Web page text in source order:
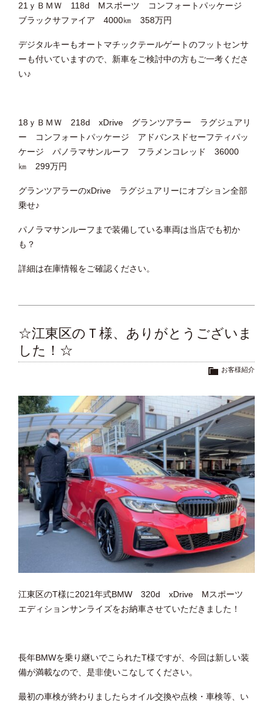
21ｙＢＭＷ 118d Mスポーツ コンフォートパッケージ
ブラックサファイア 4000㎞ 358万円
デジタルキーもオートマチックテールゲートのフットセンサ
ーも付いていますので、新車をご検討中の方もご一考くださ
い♪
18ｙＢＭＷ 218d xDrive グランツアラー ラグジュアリ
ー コンフォートパッケージ アドバンスドセーフティパッ
ケージ パノラマサンルーフ フラメンコレッド 36000
㎞ 299万円
グランツアラーのxDrive ラグジュアリーにオプション全部
乗せ♪
パノラマサンルーフまで装備している車両は当店でも初か
も？
詳細は在庫情報をご確認ください。
☆江東区のＴ様、ありがとうございま
した！☆
お客様紹介
江東区のT様に2021年式BMW 320d xDrive Mスポーツ
エディションサンライズをお納車させていただきました！
長年BMWを乗り継いでこられたT様ですが、今回は新しい装
備が満載なので、是非使いこなしてください。
最初の車検が終わりましたらオイル交換や点検・車検等、い